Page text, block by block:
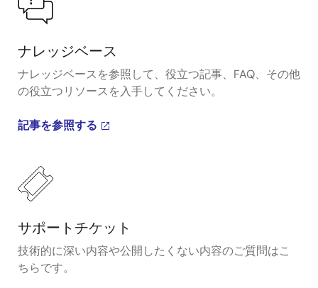
ナレッジベース
ナレッジベースを参照して、役立つ記事、FAQ、その他
の役立つリソースを入手してください。
記事を参照する
サポートチケット
技術的に深い内容や公開したくない内容のご質問はこ
ちらです。